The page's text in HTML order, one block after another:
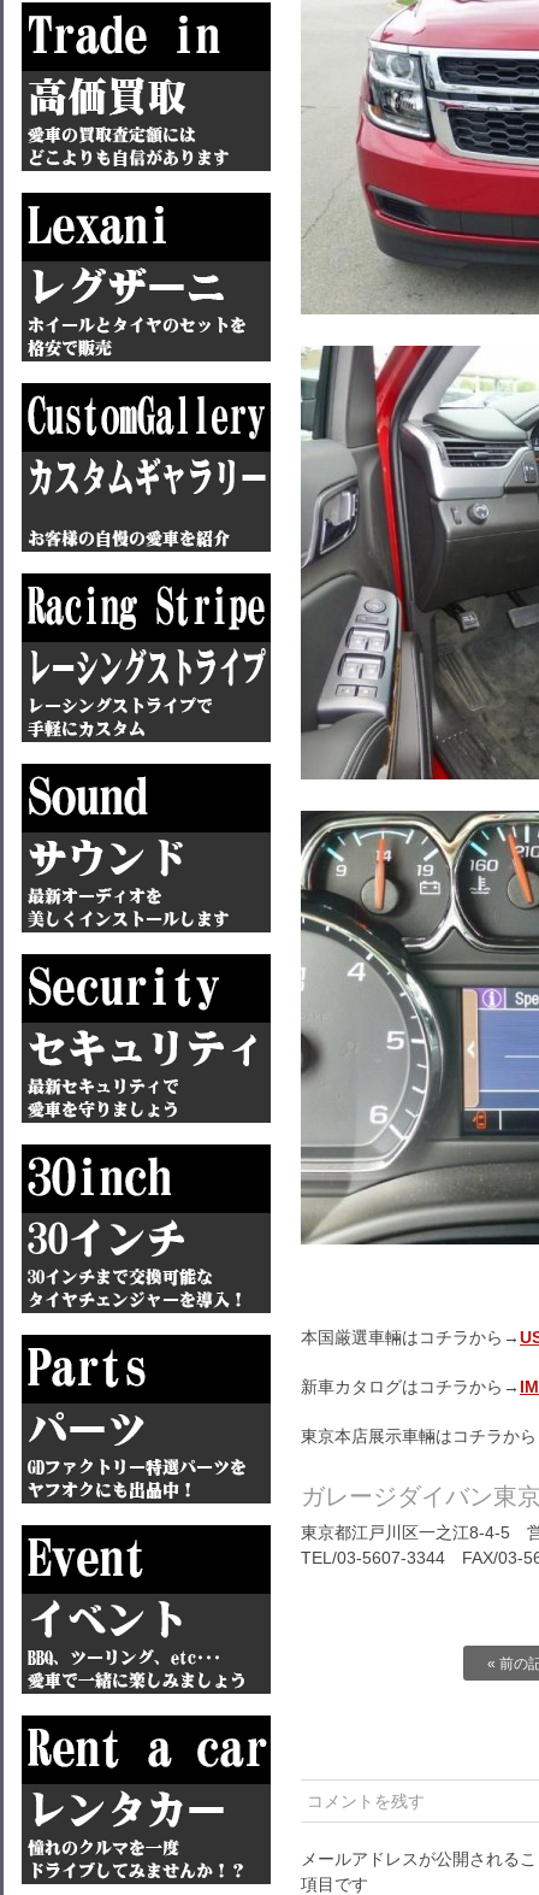
本国厳選車輛はコチラから→
新車カタログはコチラから→
東京本店展示車輛はコチラか
ガレージダイバン東
東京都江戸川区一之江8-4-5
TEL/03-5607-3344 FAX/03-
« 前の
コメントを残す
メールアドレスが公開される
項目です